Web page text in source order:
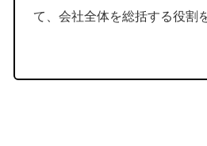
て、会社全体を総括する役割